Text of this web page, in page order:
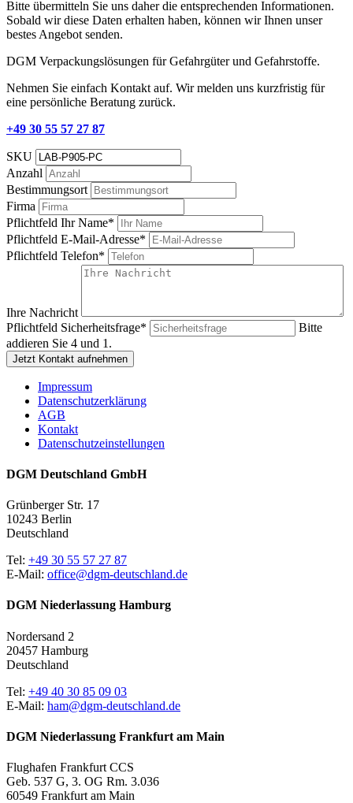
Bitte übermitteln Sie uns daher die entsprechenden Informationen.
Sobald wir diese Daten erhalten haben, können wir Ihnen unser
bestes Angebot senden.
DGM Verpackungslösungen für Gefahrgüter und Gefahrstoffe.
Nehmen Sie einfach Kontakt auf. Wir melden uns kurzfristig für
eine persönliche Beratung zurück.
+49 30 55 57 27 87
SKU
Anzahl
Bestimmungsort
Firma
Pflichtfeld Ihr Name*
Pflichtfeld E-Mail-Adresse*
Pflichtfeld Telefon*
Ihre Nachricht
Pflichtfeld Sicherheitsfrage*
Bitte
addieren Sie 4 und 1.
Jetzt Kontakt aufnehmen
Impressum
Datenschutzerklärung
AGB
Kontakt
Datenschutzeinstellungen
DGM Deutschland GmbH
Grünberger Str. 17
10243 Berlin
Deutschland
Tel: +49 30 55 57 27 87
E-Mail: office@dgm-deutschland.de
DGM Niederlassung Hamburg
Nordersand 2
20457 Hamburg
Deutschland
Tel: +49 40 30 85 09 03
E-Mail: ham@dgm-deutschland.de
DGM Niederlassung Frankfurt am Main
Flughafen Frankfurt CCS
Geb. 537 G, 3. OG Rm. 3.036
60549 Frankfurt am Main